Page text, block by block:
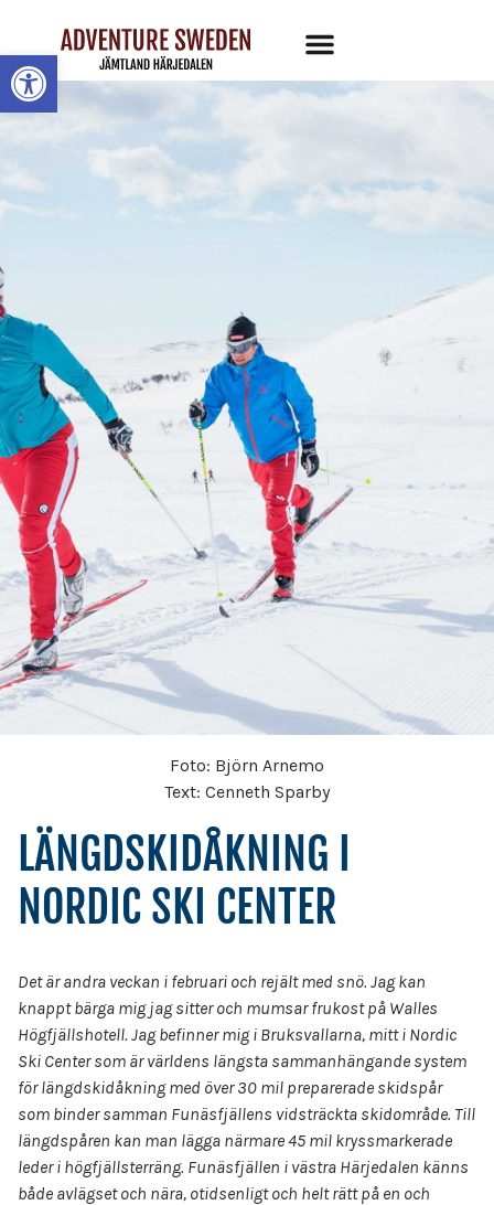
Öppna toolbar
Foto: Björn Arnemo
Text: Cenneth Sparby
LÄNGDSKIDÅKNING I
NORDIC SKI CENTER
Det är andra veckan i februari och rejält med snö. Jag kan
knappt bärga mig jag sitter och mumsar frukost på Walles
Högfjällshotell. Jag befinner mig i Bruksvallarna, mitt i Nordic
Ski Center som är världens längsta sammanhängande system
för längdskidåkning med över 30 mil preparerade skidspår
som binder samman Funäsfjällens vidsträckta skidområde. Till
längdspåren kan man lägga närmare 45 mil kryssmarkerade
leder i högfjällsterräng. Funäsfjällen i västra Härjedalen känns
både avlägset och nära, otidsenligt och helt rätt på en och